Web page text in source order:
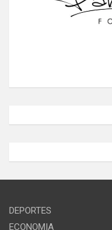
DEPORTES
ECONOMIA